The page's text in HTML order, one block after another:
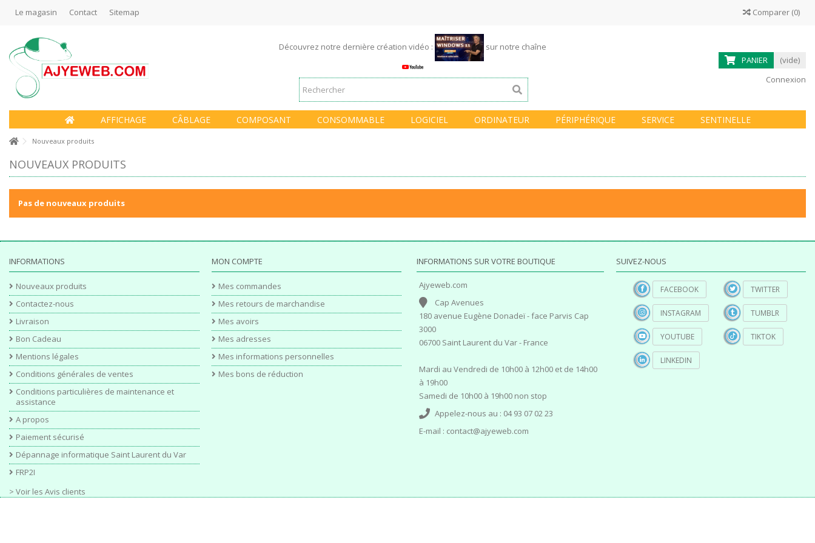
Le magasin Contact Sitemap Comparer (0)
Découvrez notre dernière création vidéo :
sur notre chaîne
PANIER
(vide)
Connexion
AFFICHAGE CÂBLAGE COMPOSANT CONSOMMABLE LOGICIEL ORDINATEUR PÉRIPHÉRIQUE SERVICE SENTINELLE
Nouveaux produits
NOUVEAUX PRODUITS
Pas de nouveaux produits
INFORMATIONS
Nouveaux produits
Contactez-nous
Livraison
Bon Cadeau
Mentions légales
Conditions générales de ventes
Conditions particulières de maintenance et
assistance
A propos
Paiement sécurisé
Dépannage informatique Saint Laurent du Var
FRP2I
> Voir les Avis clients
MON COMPTE
Mes commandes
Mes retours de marchandise
Mes avoirs
Mes adresses
Mes informations personnelles
Mes bons de réduction
INFORMATIONS SUR VOTRE BOUTIQUE
Ajyeweb.com
Cap Avenues
180 avenue Eugène Donadeï - face Parvis Cap
3000
06700 Saint Laurent du Var - France
Mardi au Vendredi de 10h00 à 12h00 et de 14h00
à 19h00
Samedi de 10h00 à 19h00 non stop
Appelez-nous au : 04 93 07 02 23
E-mail : contact@ajyeweb.com
SUIVEZ-NOUS
FACEBOOK
INSTAGRAM
YOUTUBE
LINKEDIN
TWITTER
TUMBLR
TIKTOK